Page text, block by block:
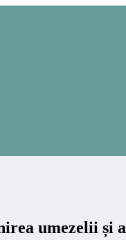
umezelii și